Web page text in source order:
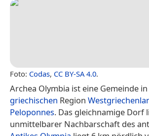
Foto: Codas, CC BY-SA 4.0.
Archea Olymbia ist eine Gemeinde
griechischen Region
Peloponnes. Das gleichnamige Dorf
unmittelbarer Nachbarschaft des